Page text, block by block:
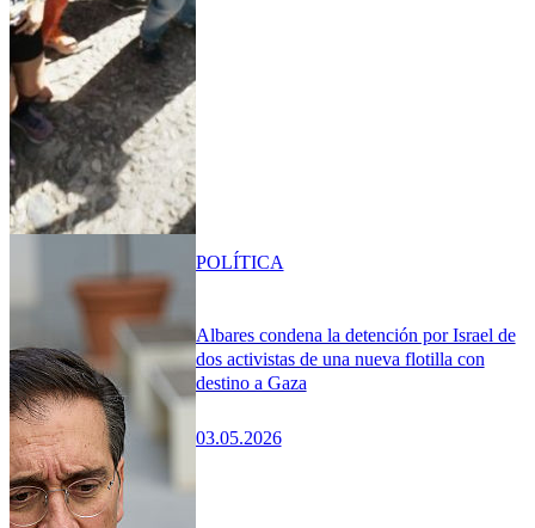
Albares condena la detención por Israel de
dos activistas de una nueva flotilla con
destino a Gaza
03.05.2026
POLÍTICA